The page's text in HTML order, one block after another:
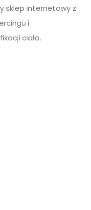
sklep internetowy z
i
ciała.